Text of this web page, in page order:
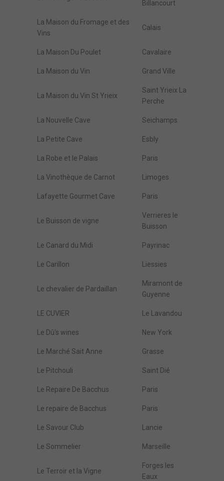
Billancourt
La Maison du Fromage et des
Vins
Calais
La Maison Du Poulet Cavalaire
La Maison du Vin Grand Ville
La Maison du Vin St Yrieix
Saint Yrieix La
Perche
La Nouvelle Cave Seichamps
La Petite Cave Esbly
La Robe et le Palais Paris
La Vinothèque de Carnot Limoges
Lafayette Gourmet Cave Paris
Le Buisson de vigne
Verrieres le
Buisson
Le Canard du Midi Payrinac
Le Carillon Liessies
Le chevalier de Pardaillan
Miramont de
Guyenne
LE CUVIER Le Lavandou
Le Dû's wines New York
Le Marché Sait Anne Grasse
Le Pitchouli Saint Dié
Le Repaire De Bacchus Paris
Le repaire de Bacchus Paris
Le Savour Club Lancie
Le Sommelier Marseille
Le Terroir et la Vigne
Forges les
Eaux